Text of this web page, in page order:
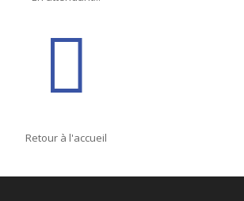

Retour à l'accueil